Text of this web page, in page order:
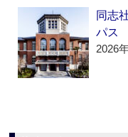
同志
パス
2026